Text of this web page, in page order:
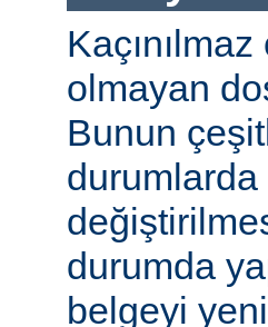
olmayan
Bunun
durumda
belgeyi